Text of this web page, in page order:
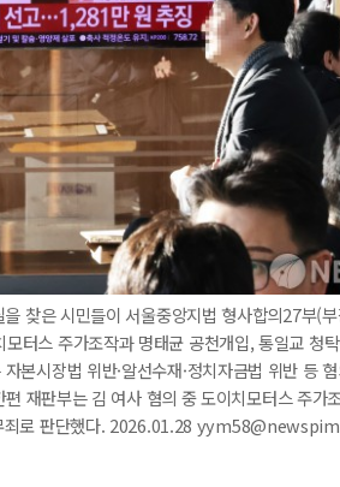
찾은 시민들이 서울중앙지법 형사합의27부(
터스 주가조작과 명태균 공천개입, 통일교 청
본시장법 위반·알선수재·정치자금법 위반 등
재판부는 김 여사 혐의 중 도이치모터스 주가
죄로 판단했다. 2026.01.28